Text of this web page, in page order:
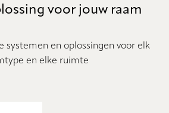
voor jouw raam
systemen en oplossingen voor elk
en elke ruimte